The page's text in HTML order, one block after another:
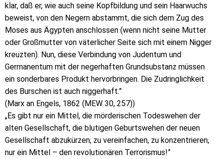
klar, daß er, wie auch seine Kopfbildung und sein Haarwuchs
beweist, von den Negern abstammt, die sich dem Zug des
Moses aus Ägypten anschlossen (wenn nicht seine Mutter
oder Großmutter von väterlicher Seite sich mit einem Nigger
kreuzten). Nun, diese Verbindung von Judentum und
Germanentum mit der negerhaften Grundsubstanz müssen
ein sonderbares Produkt hervorbringen. Die Zudringlichkeit
des Burschen ist auch niggerhaft.”
(Marx an Engels, 1862 (MEW 30, 257))
„Es gibt nur ein Mittel, die mörderischen Todeswehen der
alten Gesellschaft, die blutigen Geburtswehen der neuen
Gesellschaft abzukürzen, zu vereinfachen, zu konzentrieren,
nur ein Mittel – den revolutionären Terrorismus!”